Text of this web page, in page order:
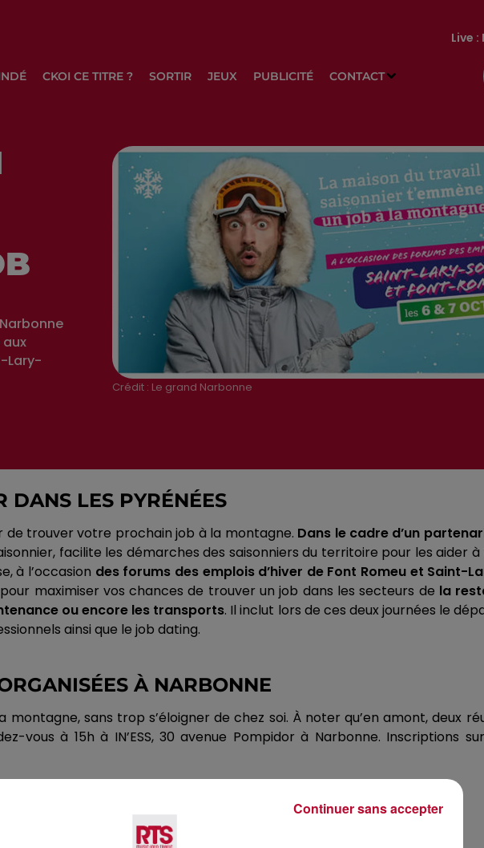
CKOI CE TITRE ? SORTIR JEUX PUBLICITÉ CONTACT
Live :
Crédit : Le grand Narbonne
Lary-
DANS LES PYRÉNÉES
de trouver votre prochain job à la montagne. Dans le cadre d’un
facilite les démarches des saisonniers du territoire pour les aider à
à l’occasion des forums des emplois d’hiver de Font Romeu et Saint-
maximiser vos chances de trouver un job dans les secteurs de la
ou encore les transports. Il inclut lors de ces deux journées le
ainsi que le job dating.
À NARBONNE
sans trop s’éloigner de chez soi. À noter qu’en amont, deux
vous à 15h à IN’ESS, 30 avenue Pompidor à Narbonne. Inscriptions sur
Continuer sans accepter